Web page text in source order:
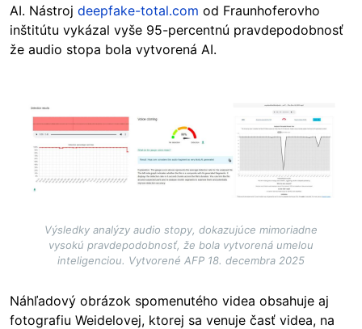
AI. Nástroj deepfake-total.com od Fraunhoferovho
inštitútu vykázal vyše 95-percentnú pravdepodobnosť
že audio stopa bola vytvorená AI.
Image
Výsledky analýzy audio stopy, dokazujúce mimoriadne
vysokú pravdepodobnosť, že bola vytvorená umelou
inteligenciou. Vytvorené AFP 18. decembra 2025
Náhľadový obrázok spomenutého videa obsahuje aj
fotografiu Weidelovej, ktorej sa venuje časť videa, na